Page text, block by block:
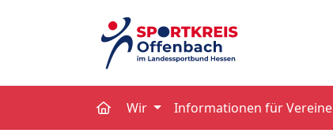
Wir Informationen für Vereine